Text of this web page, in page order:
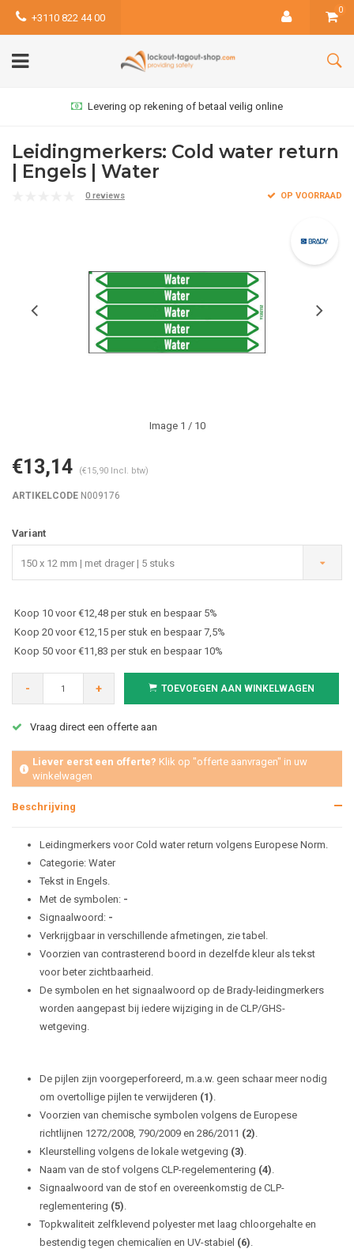
+3110 822 44 00
0
Levering op rekening of betaal veilig online
Leidingmerkers: Cold water return
| Engels | Water
0 reviews OP VOORRAAD
Image 1 / 10
€13,14 (€15,90 Incl. btw)
ARTIKELCODE N009176
Variant
150 x 12 mm | met drager | 5 stuks
Koop 10 voor €12,48 per stuk en bespaar 5%
Koop 20 voor €12,15 per stuk en bespaar 7,5%
Koop 50 voor €11,83 per stuk en bespaar 10%
- + TOEVOEGEN AAN WINKELWAGEN
Vraag direct een offerte aan
Liever eerst een offerte? Klik op "offerte aanvragen" in uw
winkelwagen
Beschrijving
Leidingmerkers voor Cold water return volgens Europese Norm.
Categorie: Water
Tekst in Engels.
Met de symbolen: -
Signaalwoord: -
Verkrijgbaar in verschillende afmetingen, zie tabel.
Voorzien van contrasterend boord in dezelfde kleur als tekst
voor beter zichtbaarheid.
De symbolen en het signaalwoord op de Brady-leidingmerkers
worden aangepast bij iedere wijziging in de CLP/GHS-
wetgeving.
De pijlen zijn voorgeperforeerd, m.a.w. geen schaar meer nodig
om overtollige pijlen te verwijderen (1).
Voorzien van chemische symbolen volgens de Europese
richtlijnen 1272/2008, 790/2009 en 286/2011 (2).
Kleurstelling volgens de lokale wetgeving (3).
Naam van de stof volgens CLP-regelementering (4).
Signaalwoord van de stof en overeenkomstig de CLP-
reglementering (5).
Topkwaliteit zelfklevend polyester met laag chloorgehalte en
bestendig tegen chemicalïen en UV-stabiel (6).